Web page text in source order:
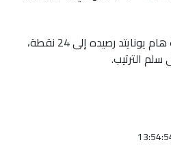
في المقابل رفع فريق وست هام يونايتد رصيده إلى 24 نقطة،
سلم الترتيب.